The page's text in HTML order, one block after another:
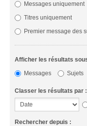
Messages uniquement
Titres uniquement
Premier message des
Afficher les résultats
Messages
Sujets
Classer les résultats par :
Rechercher depuis :